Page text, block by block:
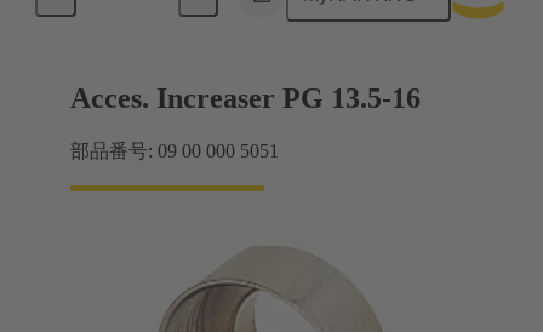
Acces. Increaser PG 13.5-16
部品番号: 09 00 000 5051